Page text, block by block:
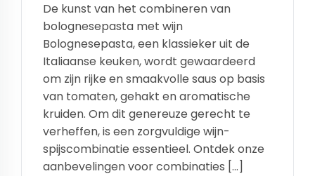
De kunst van het combineren van
bolognesepasta met wijn
Bolognesepasta, een klassieker uit de
Italiaanse keuken, wordt gewaardeerd
om zijn rijke en smaakvolle saus op basis
van tomaten, gehakt en aromatische
kruiden. Om dit genereuze gerecht te
verheffen, is een zorgvuldige wijn-
spijscombinatie essentieel. Ontdek onze
aanbevelingen voor combinaties […]